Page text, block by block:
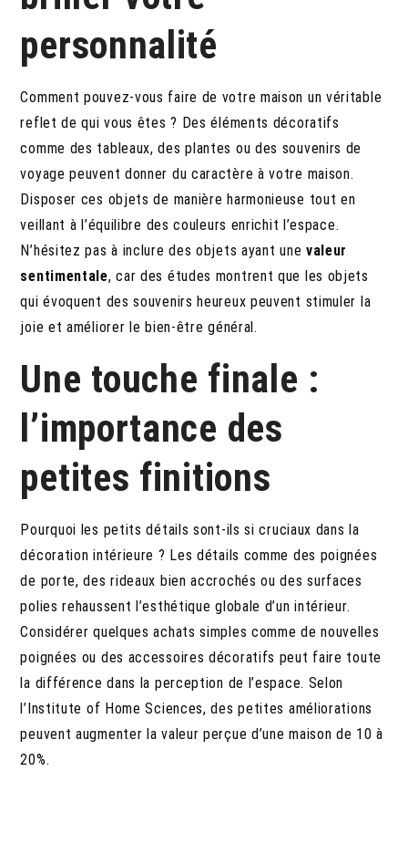
personnalité
Comment pouvez-vous faire de votre maison un véritable
reflet de qui vous êtes ? Des éléments décoratifs
comme des tableaux, des plantes ou des souvenirs de
voyage peuvent donner du caractère à votre maison.
Disposer ces objets de manière harmonieuse tout en
veillant à l’équilibre des couleurs enrichit l’espace.
N’hésitez pas à inclure des objets ayant une valeur
sentimentale, car des études montrent que les objets
qui évoquent des souvenirs heureux peuvent stimuler la
joie et améliorer le bien-être général.
Une touche finale :
l’importance des
petites finitions
Pourquoi les petits détails sont-ils si cruciaux dans la
décoration intérieure ? Les détails comme des poignées
de porte, des rideaux bien accrochés ou des surfaces
polies rehaussent l’esthétique globale d’un intérieur.
Considérer quelques achats simples comme de nouvelles
poignées ou des accessoires décoratifs peut faire toute
la différence dans la perception de l’espace. Selon
l’Institute of Home Sciences, des petites améliorations
peuvent augmenter la valeur perçue d’une maison de 10 à
20%.